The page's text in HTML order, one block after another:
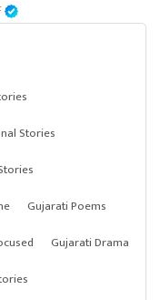
Stories
Gujarati Poems
Gujarati Drama